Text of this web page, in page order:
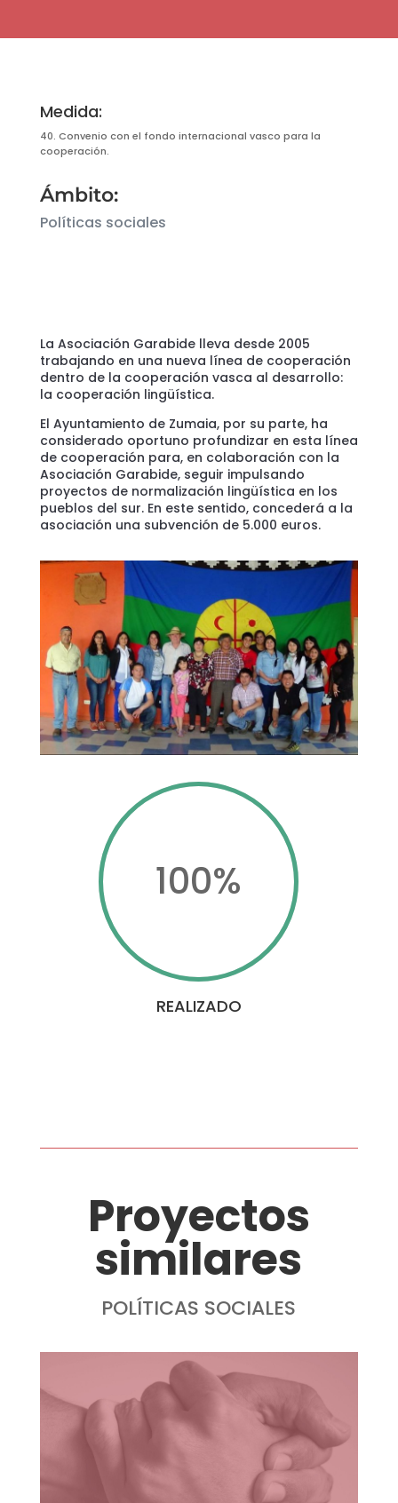
Medida:
40. Convenio con el fondo internacional vasco para la
cooperación.
Ámbito:
Políticas sociales
La Asociación Garabide lleva desde 2005
trabajando en una nueva línea de cooperación
dentro de la cooperación vasca al desarrollo:
la cooperación lingüística.
El Ayuntamiento de Zumaia, por su parte, ha
considerado oportuno profundizar en esta línea
de cooperación para, en colaboración con la
Asociación Garabide, seguir impulsando
proyectos de normalización lingüística en los
pueblos del sur. En este sentido, concederá a la
asociación una subvención de 5.000 euros.
100%
REALIZADO
Proyectos
similares
POLÍTICAS SOCIALES